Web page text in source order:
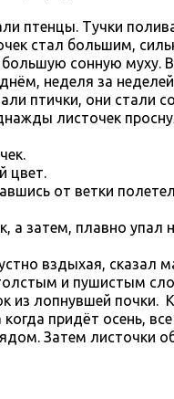
птенцы. Тучки
стал большим,
сонную муху.
неделя за
птички, они стали
листочек
цвет.
от ветки
а затем, плавно
вздыхая, сказал
и пушистым
из лопнувшей почки.
придёт осень,
Затем листочки